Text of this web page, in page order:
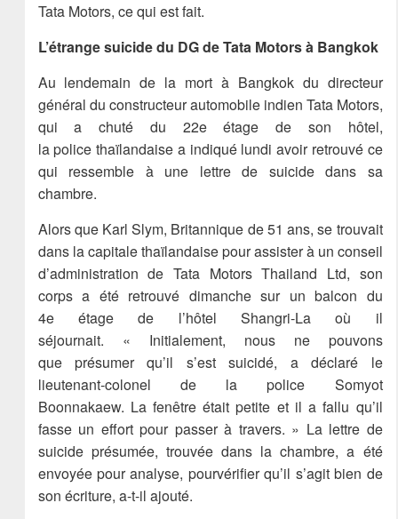
Tata Motors, ce qui est fait.
L’étrange suicide du DG de Tata Motors à Bangkok
Au lendemain de la mort à Bangkok du directeur
général du constructeur automobile indien Tata Motors,
qui a chuté du 22e étage de son hôtel,
la police thaïlandaise a indiqué lundi avoir retrouvé ce
qui ressemble à une lettre de suicide dans sa
chambre.
Alors que Karl Slym, Britannique de 51 ans, se trouvait
dans la capitale thaïlandaise pour assister à un conseil
d’administration de Tata Motors Thailand Ltd, son
corps a été retrouvé dimanche sur un balcon du
4e étage de l’hôtel Shangri-La où il
séjournait. « Initialement, nous ne pouvons
que présumer qu’il s’est suicidé, a déclaré le
lieutenant-colonel de la police Somyot
Boonnakaew. La fenêtre était petite et il a fallu qu’il
fasse un effort pour passer à travers. » La lettre de
suicide présumée, trouvée dans la chambre, a été
envoyée pour analyse, pourvérifier qu’il s’agit bien de
son écriture, a-t-il ajouté.